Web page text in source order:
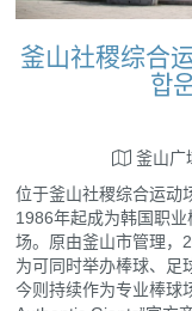
釜山社稷综合
합
釜山广
位于釜山社稷综合运动
1986年起成为韩国职
场。原由釜山市管理，
为可同时举办棒球、足
今则持续作为专业棒球